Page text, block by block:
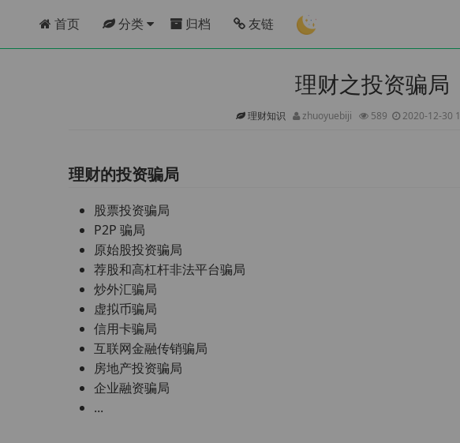
首页 分类 归档 友链
理财之投资骗局
理财知识 zhuoyuebiji 589 2020-12-30
理财的投资骗局
股票投资骗局
P2P 骗局
原始股投资骗局
荐股和高杠杆非法平台骗局
炒外汇骗局
虚拟币骗局
信用卡骗局
互联网金融传销骗局
房地产投资骗局
企业融资骗局
...